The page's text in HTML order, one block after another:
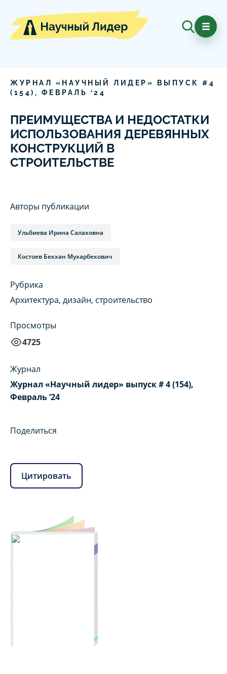
ЖУРНАЛ «НАУЧНЫЙ ЛИДЕР» ВЫПУСК # 4
( 154), ФЕВРАЛЬ ‘24
ПРЕИМУЩЕСТВА И НЕДОСТАТКИ
ИСПОЛЬЗОВАНИЯ ДЕРЕВЯННЫХ
КОНСТРУКЦИЙ В
СТРОИТЕЛЬСТВЕ
Авторы публикации
Ульбиева Ирина Салаховна
Костоев Бекхан Мухарбекович
Рубрика
Архитектура, дизайн, строительство
Просмотры
4725
Журнал
Журнал «Научный лидер» выпуск # 4 (154),
Февраль ‘24
Поделиться
Цитировать